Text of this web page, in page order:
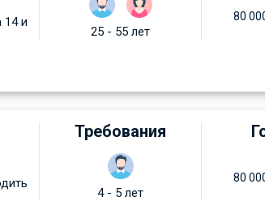
и
25 - 55 лет
80
Требования
4 - 5 лет
80